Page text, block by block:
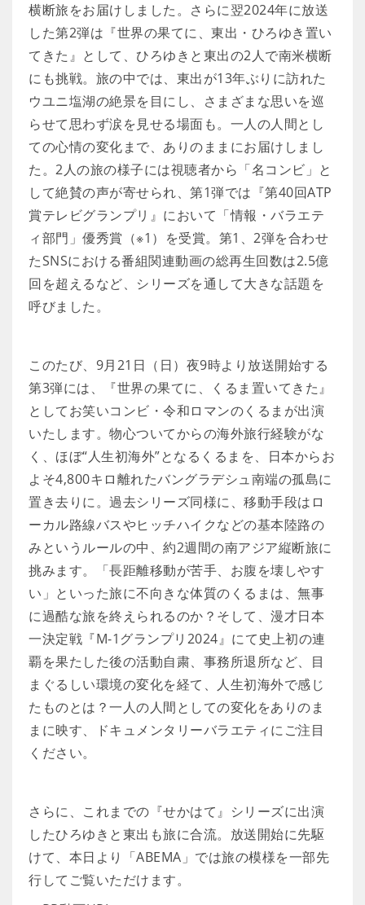
横断旅をお届けしました。さらに翌2024年に放送
した第2弾は『世界の果てに、東出・ひろゆき置い
てきた』として、ひろゆきと東出の2人で南米横断
にも挑戦。旅の中では、東出が13年ぶりに訪れた
ウユニ塩湖の絶景を目にし、さまざまな思いを巡
らせて思わず涙を見せる場面も。一人の人間とし
ての心情の変化まで、ありのままにお届けしまし
た。2人の旅の様子には視聴者から「名コンビ」と
して絶賛の声が寄せられ、第1弾では『第40回ATP
賞テレビグランプリ』において「情報・バラエテ
ィ部門」優秀賞（※1）を受賞。第1、2弾を合わせ
たSNSにおける番組関連動画の総再生回数は2.5億
回を超えるなど、シリーズを通して大きな話題を
呼びました。
このたび、9月21日（日）夜9時より放送開始する
第3弾には、『世界の果てに、くるま置いてきた』
としてお笑いコンビ・令和ロマンのくるまが出演
いたします。物心ついてからの海外旅行経験がな
く、ほぼ“人生初海外”となるくるまを、日本からお
よそ4,800キロ離れたバングラデシュ南端の孤島に
置き去りに。過去シリーズ同様に、移動手段はロ
ーカル路線バスやヒッチハイクなどの基本陸路の
みというルールの中、約2週間の南アジア縦断旅に
挑みます。「長距離移動が苦手、お腹を壊しやす
い」といった旅に不向きな体質のくるまは、無事
に過酷な旅を終えられるのか？そして、漫才日本
一決定戦『M-1グランプリ2024』にて史上初の連
覇を果たした後の活動自粛、事務所退所など、目
まぐるしい環境の変化を経て、人生初海外で感じ
たものとは？一人の人間としての変化をありのま
まに映す、ドキュメンタリーバラエティにご注目
ください。
さらに、これまでの『せかはて』シリーズに出演
したひろゆきと東出も旅に合流。放送開始に先駆
けて、本日より「ABEMA」では旅の模様を一部先
行してご覧いただけます。